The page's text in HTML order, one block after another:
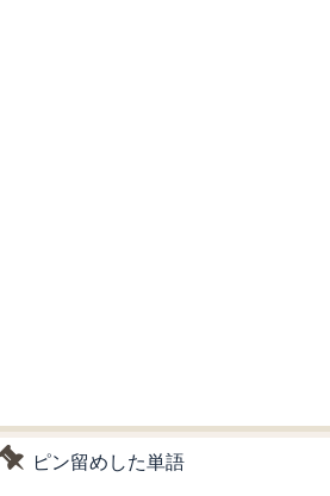
ピン留めした単語